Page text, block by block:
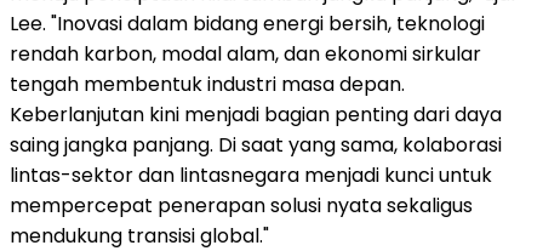
Lee. "Inovasi dalam bidang energi bersih, teknologi
rendah karbon, modal alam, dan ekonomi sirkular
tengah membentuk industri masa depan.
Keberlanjutan kini menjadi bagian penting dari daya
saing jangka panjang. Di saat yang sama, kolaborasi
lintas-sektor dan lintasnegara menjadi kunci untuk
mempercepat penerapan solusi nyata sekaligus
mendukung transisi global."